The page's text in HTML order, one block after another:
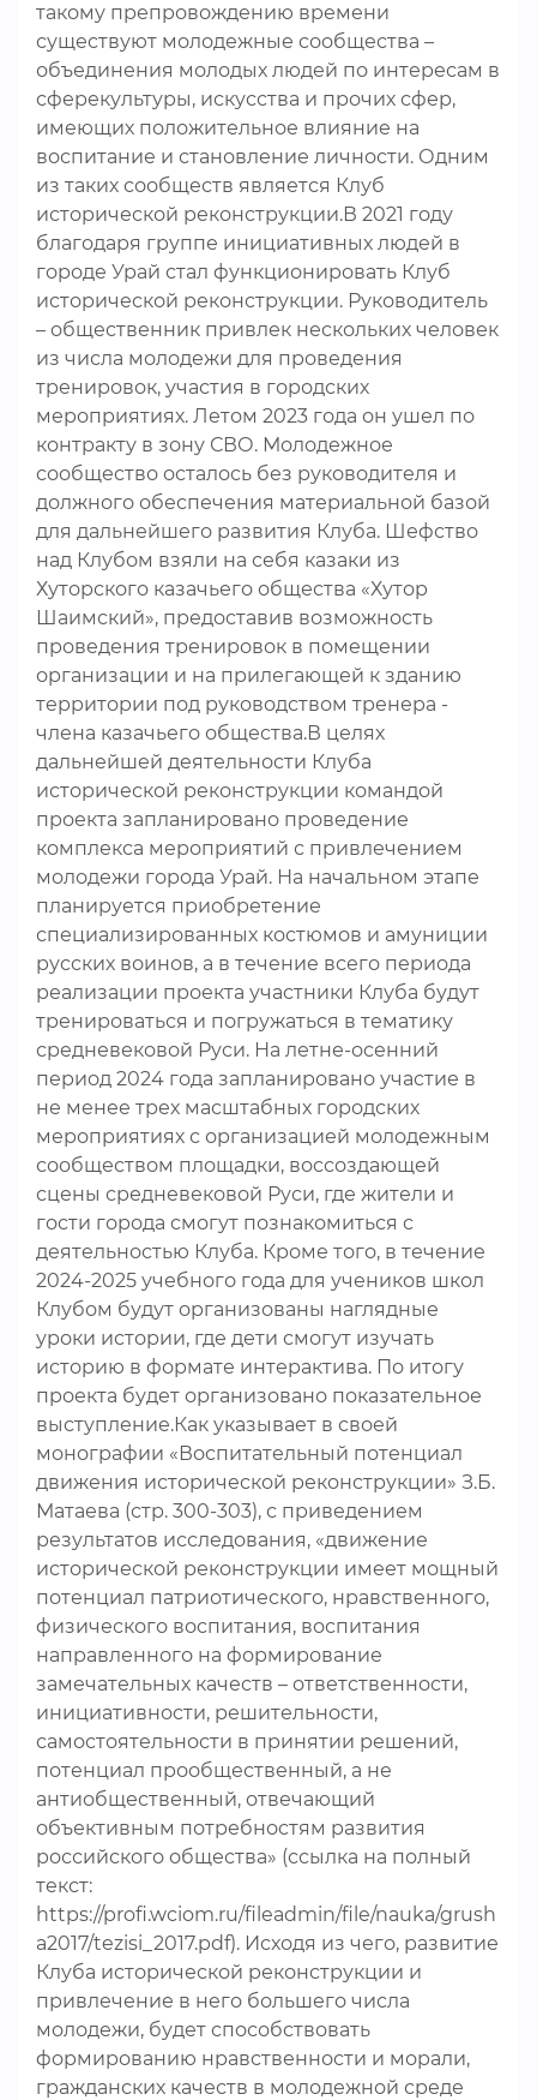
такому препровождению времени
существуют молодежные сообщества –
объединения молодых людей по интересам в
сферекультуры, искусства и прочих сфер,
имеющих положительное влияние на
воспитание и становление личности. Одним
из таких сообществ является Клуб
исторической реконструкции.В 2021 году
благодаря группе инициативных людей в
городе Урай стал функционировать Клуб
исторической реконструкции. Руководитель
– общественник привлек нескольких человек
из числа молодежи для проведения
тренировок, участия в городских
мероприятиях. Летом 2023 года он ушел по
контракту в зону СВО. Молодежное
сообщество осталось без руководителя и
должного обеспечения материальной базой
для дальнейшего развития Клуба. Шефство
над Клубом взяли на себя казаки из
Хуторского казачьего общества «Хутор
Шаимский», предоставив возможность
проведения тренировок в помещении
организации и на прилегающей к зданию
территории под руководством тренера -
члена казачьего общества.В целях
дальнейшей деятельности Клуба
исторической реконструкции командой
проекта запланировано проведение
комплекса мероприятий с привлечением
молодежи города Урай. На начальном этапе
планируется приобретение
специализированных костюмов и амуниции
русских воинов, а в течение всего периода
реализации проекта участники Клуба будут
тренироваться и погружаться в тематику
средневековой Руси. На летне-осенний
период 2024 года запланировано участие в
не менее трех масштабных городских
мероприятиях с организацией молодежным
сообществом площадки, воссоздающей
сцены средневековой Руси, где жители и
гости города смогут познакомиться с
деятельностью Клуба. Кроме того, в течение
2024-2025 учебного года для учеников школ
Клубом будут организованы наглядные
уроки истории, где дети смогут изучать
историю в формате интерактива. По итогу
проекта будет организовано показательное
выступление.Как указывает в своей
монографии «Воспитательный потенциал
движения исторической реконструкции» З.Б.
Матаева (стр. 300-303), с приведением
результатов исследования, «движение
исторической реконструкции имеет мощный
потенциал патриотического, нравственного,
физического воспитания, воспитания
направленного на формирование
замечательных качеств – ответственности,
инициативности, решительности,
самостоятельности в принятии решений,
потенциал прообщественный, а не
антиобщественный, отвечающий
объективным потребностям развития
российского общества» (ссылка на полный
текст:
https://profi.wciom.ru/fileadmin/file/nauka/grush
a2017/tezisi_2017.pdf). Исходя из чего, развитие
Клуба исторической реконструкции и
привлечение в него большего числа
молодежи, будет способствовать
формированию нравственности и морали,
гражданских качеств в молодежной среде